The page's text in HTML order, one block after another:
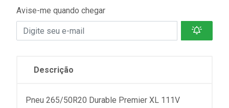
Avise-me quando chegar
Descrição
Pneu 265/50R20 Durable Premier XL 111V